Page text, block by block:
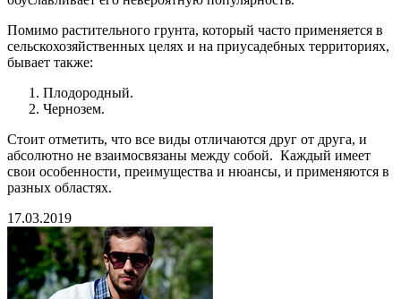
Помимо растительного грунта, который часто применяется в
сельскохозяйственных целях и на приусадебных территориях,
бывает также:
Плодородный.
Чернозем.
Стоит отметить, что все виды отличаются друг от друга, и
абсолютно не взаимосвязаны между собой. Каждый имеет
свои особенности, преимущества и нюансы, и применяются в
разных областях.
17.03.2019